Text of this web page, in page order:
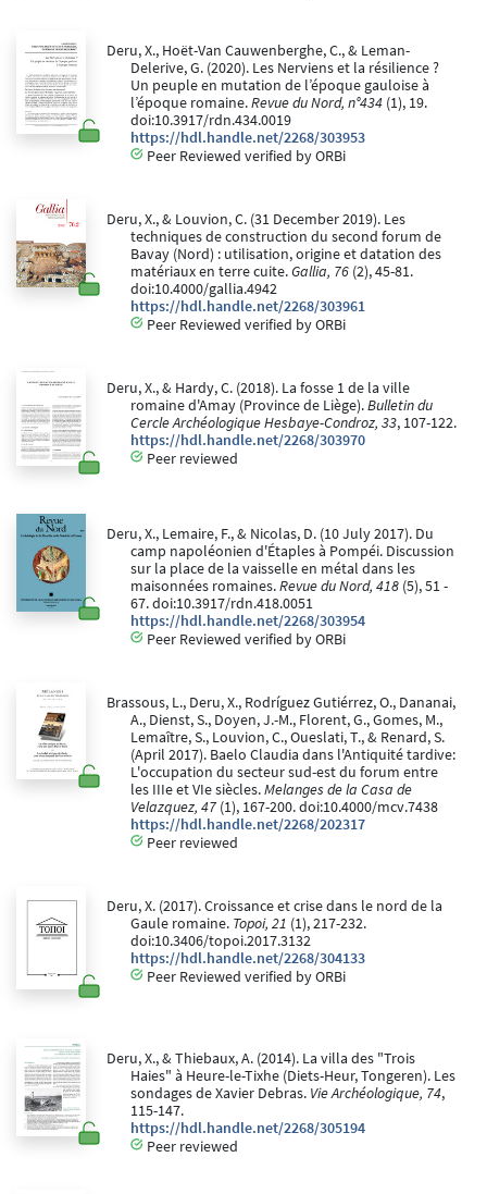
Deru, X., Hoët-Van Cauwenberghe, C., & Leman-
Delerive, G. (2020). Les Nerviens et la résilience ?
Un peuple en mutation de l’époque gauloise à
l’époque romaine.Revue du Nord, n°434 (1), 19.
doi:10.3917/rdn.434.0019
https://hdl.handle.net/2268/303953
Peer Reviewed verified by ORBi
Deru, X., & Louvion, C. (31 December 2019). Les
techniques de construction du second forum de
Bavay (Nord) : utilisation, origine et datation des
matériaux en terre cuite.Gallia, 76 (2), 45-81.
doi:10.4000/gallia.4942
https://hdl.handle.net/2268/303961
Peer Reviewed verified by ORBi
Deru, X., & Hardy, C. (2018). La fosse 1 de la ville
romaine d'Amay (Province de Liège).Bulletin du
Cercle Archéologique Hesbaye-Condroz, 33, 107-122.
https://hdl.handle.net/2268/303970
Peer reviewed
Deru, X., Lemaire, F., & Nicolas, D. (10 July 2017). Du
camp napoléonien d'Étaples à Pompéi. Discussion
sur la place de la vaisselle en métal dans les
maisonnées romaines.Revue du Nord, 418 (5), 51 -
67. doi:10.3917/rdn.418.0051
https://hdl.handle.net/2268/303954
Peer Reviewed verified by ORBi
Brassous, L., Deru, X., Rodríguez Gutiérrez, O., Dananai,
A., Dienst, S., Doyen, J.-M., Florent, G., Gomes, M.,
Lemaître, S., Louvion, C., Oueslati, T., & Renard, S.
(April 2017). Baelo Claudia dans l'Antiquité tardive:
L'occupation du secteur sud-est du forum entre
les IIIe et VIe siècles.Melanges de la Casa de
Velazquez, 47 (1), 167-200. doi:10.4000/mcv.7438
https://hdl.handle.net/2268/202317
Peer reviewed
Deru, X. (2017). Croissance et crise dans le nord de la
Gaule romaine. Topoi, 21 (1), 217-232.
doi:10.3406/topoi.2017.3132
https://hdl.handle.net/2268/304133
Peer Reviewed verified by ORBi
Deru, X., & Thiebaux, A. (2014). La villa des "Trois
Haies" à Heure-le-Tixhe (Diets-Heur, Tongeren). Les
sondages de Xavier Debras. Vie Archéologique, 74,
115-147.
https://hdl.handle.net/2268/305194
Peer reviewed